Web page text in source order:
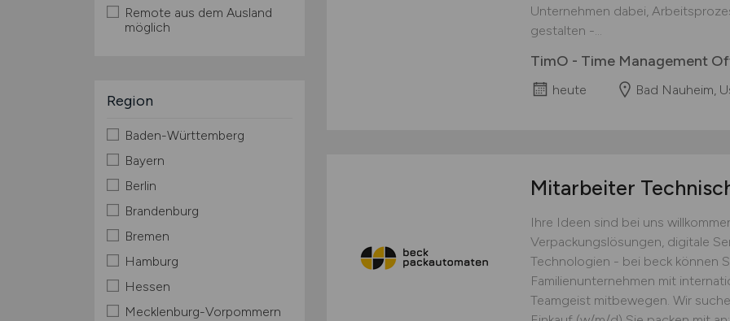
Remote aus dem Ausland
möglich
Region
Baden-Württemberg
Bayern
Berlin
Brandenburg
Bremen
Hamburg
Hessen
Mecklenburg-Vorpommern
Unternehmen dabei,
gestalten -...
TimO - Time Management
heute Bad Nauheim,
Mitarbeiter
Ihre Ideen sind bei uns
Verpackungslösungen, digitale
Technologien - bei beck können
Familienunternehmen mit
Teamgeist mitbewegen. Wir